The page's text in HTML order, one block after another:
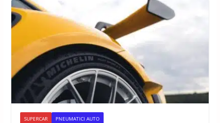
SUPERCAR PNEUMATICI AUTO